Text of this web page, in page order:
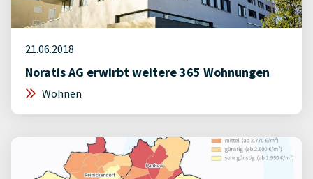
21.06.2018
Noratis AG erwirbt weitere 365 Wohnungen
Wohnen